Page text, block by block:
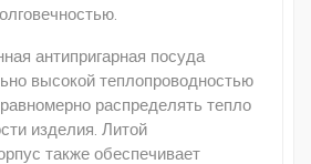
антипригарная посуда
высокой теплопроводностью
распределять тепло
изделия. Литой
также обеспечивает